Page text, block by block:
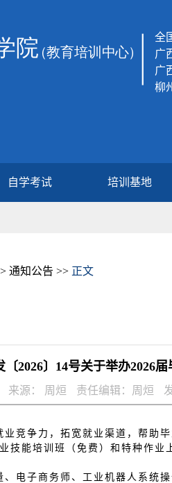
全
广
广
柳
自学考试 培训基地
通知公告 >> 正文
〔2026〕14号关于举办2026
来源： 周烜 责任编辑：周烜
竞争力，拓宽就业渠道，帮助
技能培训班（免费）和特种作
、电子商务师、工业机器人系